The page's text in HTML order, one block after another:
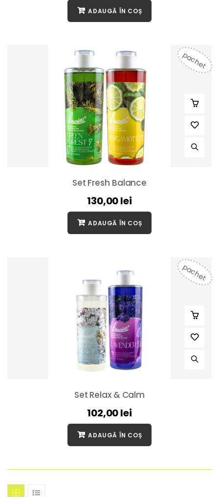
ADAUGĂ ÎN COȘ
pachet
Set Fresh Balance
130,00lei
ADAUGĂ ÎN COȘ
pachet
Set Relax & Calm
102,00lei
ADAUGĂ ÎN COȘ